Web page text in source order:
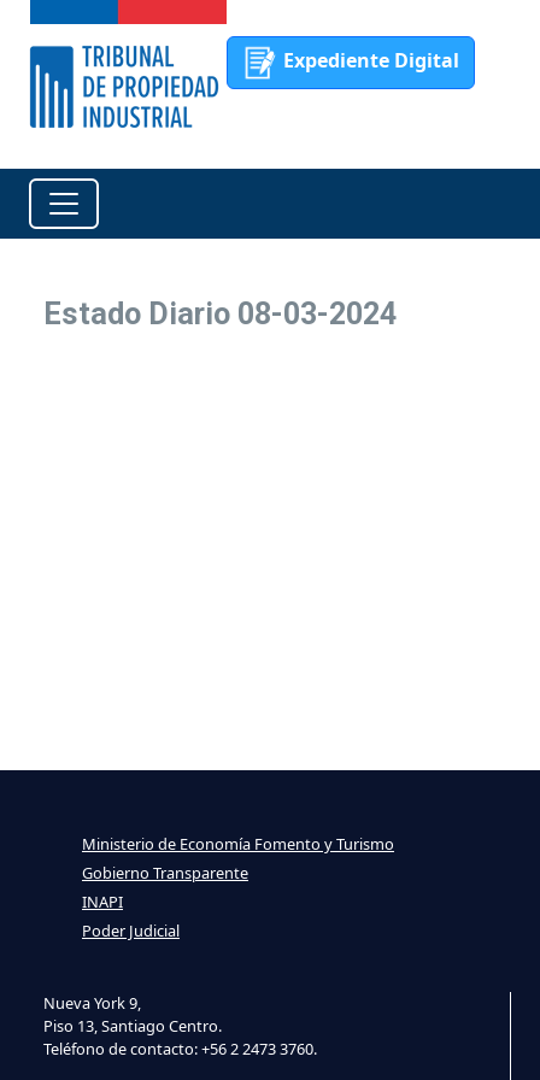
Expediente Digital
Estado Diario 08-03-2024
Nueva York 9,
Piso 13, Santiago Centro.
Teléfono de contacto: +56 2 2473 3760.
Ministerio de Economía Fomento y Turismo
Gobierno Transparente
INAPI
Poder Judicial